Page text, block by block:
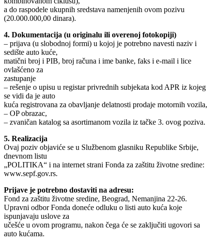
a do raspodele ukupnih sredstava namenjenih ovom pozivu
(20.000.000,00 dinara).
4. Dokumentacija (u originalu ili overenoj fotokopiji)
– prijava (u slobodnoj formi) u kojoj je potrebno navesti naziv i
sedište auto kuće,
matični broj i PIB, broj računa i ime banke, faks i e-mail i lice
ovlašćeno za
zastupanje
– rešenje o upisu u registar privrednih subjekata kod APR iz kojeg
se vidi da je auto
kuća registrovana za obavljanje delatnosti prodaje motornih vozila,
– OP obrazac,
– zvaničan katalog sa asortimanom vozila iz tačke 3. ovog poziva.
5. Realizacija
Ovaj poziv objaviće se u Službenom glasniku Republike Srbije,
dnevnom listu
„POLITIKA“ i na internet strani Fonda za zaštitu životne sredine:
www.sepf.gov.rs.
Prijave je potrebno dostaviti na adresu:
Fond za zaštitu životne sredine, Beograd, Nemanjina 22-26.
Upravni odbor Fonda doneće odluku o listi auto kuća koje
ispunjavaju uslove za
učešće u ovom programu, nakon čega će se zaključiti ugovori sa
auto kućama.